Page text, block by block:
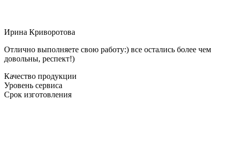
Ирина Криворотова
Отлично выполняете свою работу:) все остались более чем
довольны, респект!)
Качество продукции
Уровень сервиса
Срок изготовления